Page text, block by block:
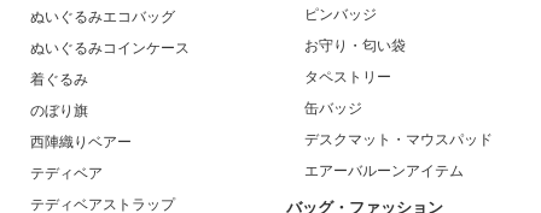
ぬいぐるみエコバッグ
ぬいぐるみコインケース
着ぐるみ
のぼり旗
西陣織りベアー
テディベア
テディベアストラップ
ピンバッジ
お守り・匂い袋
タペストリー
缶バッジ
デスクマット・マウスパッド
エアーバルーンアイテム
バッグ・ファッション